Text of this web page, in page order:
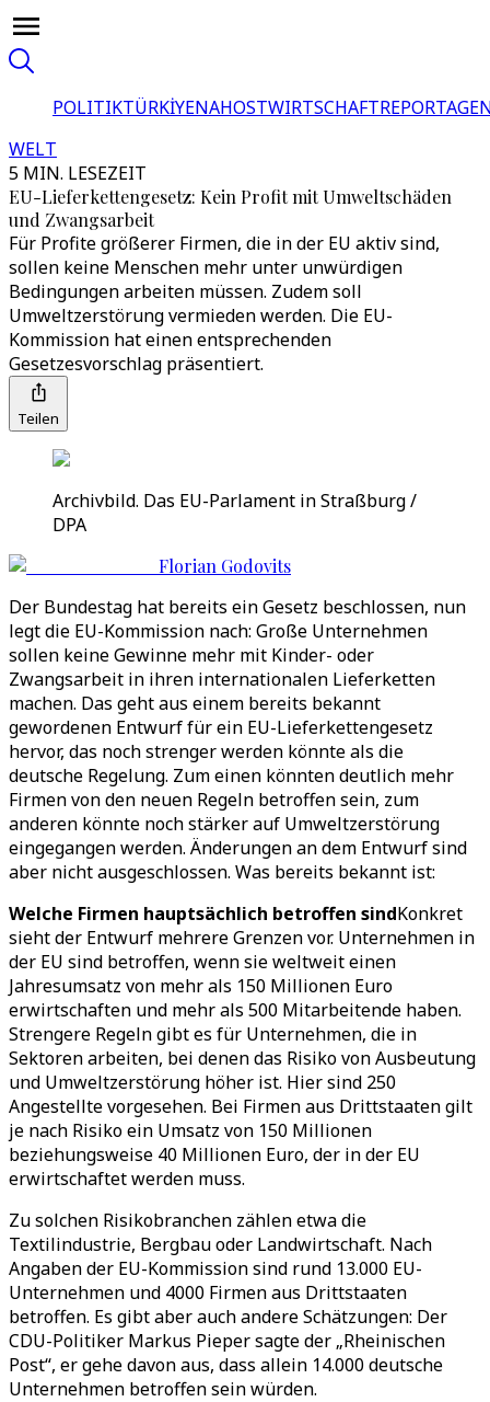
POLITIKTÜRKİYENAHOSTWIRTSCHAFT
WELT
5 MIN. LESEZEIT
EU-Lieferkettengesetz: Kein Profit mit Umweltschäden
und Zwangsarbeit
Für Profite größerer Firmen, die in der EU aktiv sind,
sollen keine Menschen mehr unter unwürdigen
Bedingungen arbeiten müssen. Zudem soll
Umweltzerstörung vermieden werden. Die EU-
Kommission hat einen entsprechenden
Gesetzesvorschlag präsentiert.
Teilen
Archivbild. Das EU-Parlament in Straßburg /
DPA
Florian Godovits
Der Bundestag hat bereits ein Gesetz beschlossen, nun
legt die EU-Kommission nach: Große Unternehmen
sollen keine Gewinne mehr mit Kinder- oder
Zwangsarbeit in ihren internationalen Lieferketten
machen. Das geht aus einem bereits bekannt
gewordenen Entwurf für ein EU-Lieferkettengesetz
hervor, das noch strenger werden könnte als die
deutsche Regelung. Zum einen könnten deutlich mehr
Firmen von den neuen Regeln betroffen sein, zum
anderen könnte noch stärker auf Umweltzerstörung
eingegangen werden. Änderungen an dem Entwurf sind
aber nicht ausgeschlossen. Was bereits bekannt ist:
Welche Firmen hauptsächlich betroffen sindKonkret
sieht der Entwurf mehrere Grenzen vor. Unternehmen in
der EU sind betroffen, wenn sie weltweit einen
Jahresumsatz von mehr als 150 Millionen Euro
erwirtschaften und mehr als 500 Mitarbeitende haben.
Strengere Regeln gibt es für Unternehmen, die in
Sektoren arbeiten, bei denen das Risiko von Ausbeutung
und Umweltzerstörung höher ist. Hier sind 250
Angestellte vorgesehen. Bei Firmen aus Drittstaaten gilt
je nach Risiko ein Umsatz von 150 Millionen
beziehungsweise 40 Millionen Euro, der in der EU
erwirtschaftet werden muss.
Zu solchen Risikobranchen zählen etwa die
Textilindustrie, Bergbau oder Landwirtschaft. Nach
Angaben der EU-Kommission sind rund 13.000 EU-
Unternehmen und 4000 Firmen aus Drittstaaten
betroffen. Es gibt aber auch andere Schätzungen: Der
CDU-Politiker Markus Pieper sagte der „Rheinischen
Post“, er gehe davon aus, dass allein 14.000 deutsche
Unternehmen betroffen sein würden.